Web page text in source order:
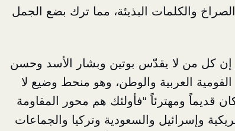
والكلمات البذيئة، مما ترك بضع الجمل
إن كل من لا يقدّس بوتين وبشار الأسد وحسن
العربية والوطن، وهو منحط وضيع لا
قديماً ومهترئاً “فأولئك هم محور المقاومة
وإسرائيل والسعودية وتركيا والجماعات